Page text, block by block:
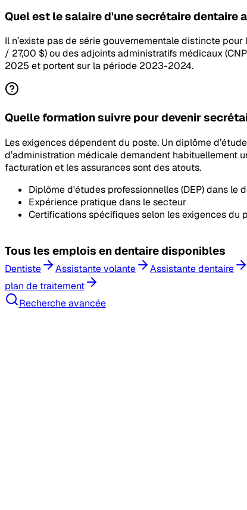
Quel est le salaire d'une secrétaire dentaire
Il n’existe pas de série gouvernementale distincte
/ 27,00 $) ou des adjoints administratifs médicaux
2025 et portent sur la période 2023-2024.
Quelle formation suivre pour devenir
Les exigences dépendent du poste. Un diplôme
d’administration médicale demandent habituellement
facturation et les assurances sont des atouts.
Diplôme d'études professionnelles (DEP) dans le
Expérience pratique dans le secteur
Certifications spécifiques selon les exigences du
Tous les emplois en dentairedisponibles
Dentiste Assistante volante Assistante dentaire
plan de traitement
Recherche avancée